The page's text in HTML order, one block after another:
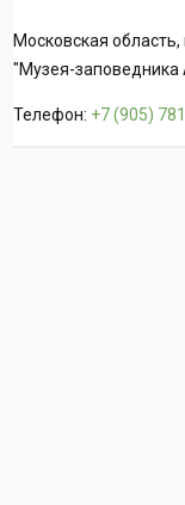
Московская
"Музея-заповедника
Телефон: +7 (905)